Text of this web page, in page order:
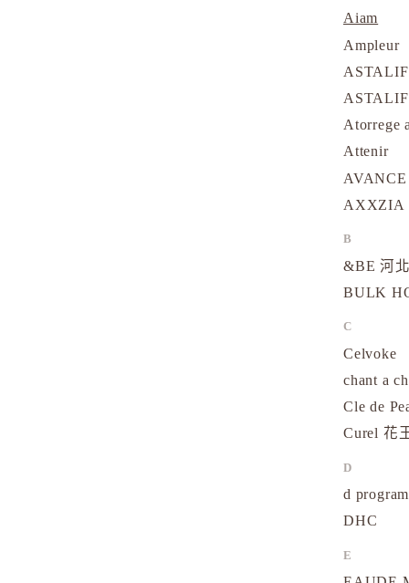
Aiam
Ampleur
Atorrege
Attenir
AVANCE
AXXZIA
B
&BE 河
BULK
C
Celvoke
chant a
Cle de
Curel 花
D
d
DHC
E